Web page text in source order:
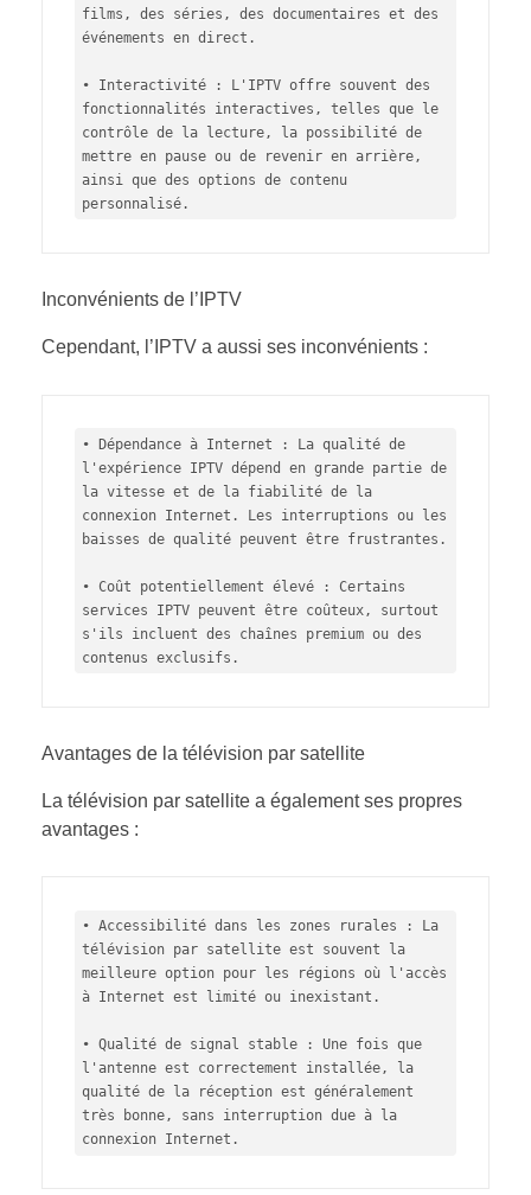
films, des séries, des documentaires et des
événements en direct.
• Interactivité : L'IPTV offre souvent des
fonctionnalités interactives, telles que le
contrôle de la lecture, la possibilité de
mettre en pause ou de revenir en arrière,
ainsi que des options de contenu
personnalisé.
Inconvénients de l’IPTV
Cependant, l’IPTV a aussi ses inconvénients :
• Dépendance à Internet : La qualité de
l'expérience IPTV dépend en grande partie de
la vitesse et de la fiabilité de la
connexion Internet. Les interruptions ou les
baisses de qualité peuvent être frustrantes.
• Coût potentiellement élevé : Certains
services IPTV peuvent être coûteux, surtout
s'ils incluent des chaînes premium ou des
contenus exclusifs.
Avantages de la télévision par satellite
La télévision par satellite a également ses propres
avantages :
• Accessibilité dans les zones rurales : La
télévision par satellite est souvent la
meilleure option pour les régions où l'accès
à Internet est limité ou inexistant.
• Qualité de signal stable : Une fois que
l'antenne est correctement installée, la
qualité de la réception est généralement
très bonne, sans interruption due à la
connexion Internet.